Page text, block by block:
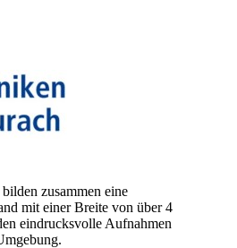
zusammen eine
mit einer Breite von über 4
eindrucksvolle Aufnahmen